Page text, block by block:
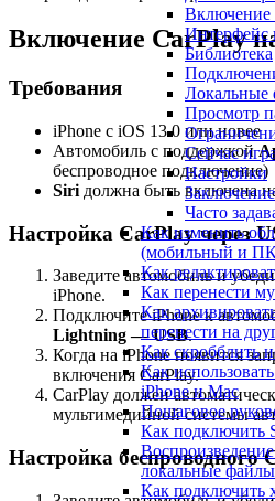
Включение
Интерфейс
Библиотека
Локальные
Просмотр
Сейчас
Настройки
Заключение
Часто
Как изменить
(мобильный и
Как
Как перенести
Как
перенести на
Как скробблить
Как
iPhone и Mac
Пошаговое
Как подключить
локальные файлы
Как подключить
Включение CarPlay
Требования
iPhone с iOS 13.0 или новее
Автомобиль с поддержкой
беспроводное подключение)
Siri должна быть включена
Настройка CarPlay через
Заведите автомобиль и
iPhone.
Подключите iPhone к
Lightning — USB.
Когда на iPhone появится
включения CarPlay.
CarPlay должен
мультимедийной системы
Настройка беспроводного